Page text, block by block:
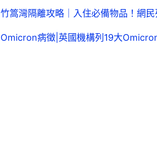
竹篙灣隔離攻略｜入住必備物品！網
Omicron病徵|英國機構列19大